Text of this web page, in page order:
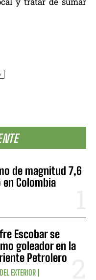
de magnitud 7,6
Colombia
Escobar se
goleador en la
Petrolero
EXTERIOR